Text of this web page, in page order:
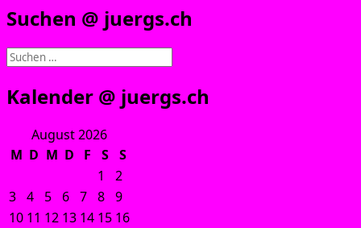
Suchen @ juergs.ch
Suchen
Kalender @ juergs.ch
August 2026
M D M D F S
S
1
2
3 4 5 6 7 8 9
10 11 12 13 14 15 16